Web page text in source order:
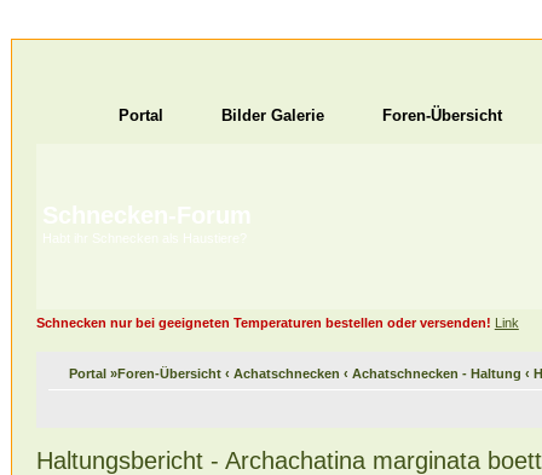
Portal Bilder Galerie Foren-Übersicht
Schnecken-Forum
Habt ihr Schnecken als Haustiere?
Schnecken nur bei geeigneten Temperaturen bestellen oder versenden! Link
Portal»Foren-Übersicht ‹ Achatschnecken ‹ Achatschnecken - Haltung ‹
Haltungsbericht - Archachatina marginata